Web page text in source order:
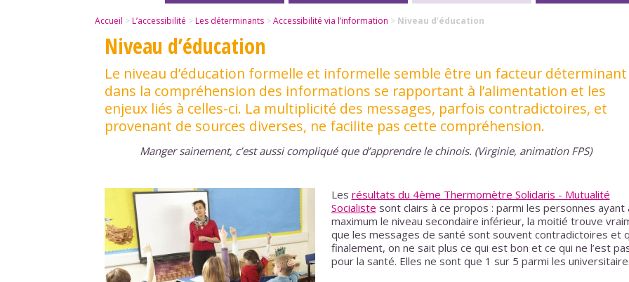
Accueil > L’accessibilité > Les déterminants > Accessibilité via l’information > Niveau d’éducation
Niveau d’éducation
Le niveau d’éducation formelle et informelle semble être un facteur déterminant
dans la compréhension des informations se rapportant à l’alimentation et les
enjeux liés à celles-ci. La multiplicité des messages, parfois contradictoires, et
provenant de sources diverses, ne facilite pas cette compréhension.
Manger sainement, c’est aussi compliqué que d’apprendre le chinois. (Virginie, animation FPS)
Les résultats du 4ème Thermomètre Solidaris - Mutualité
Socialiste sont clairs à ce propos : parmi les personnes ayant
maximum le niveau secondaire inférieur, la moitié trouve
que les messages de santé sont souvent contradictoires et
finalement, on ne sait plus ce qui est bon et ce qui ne l’est
pour la santé. Elles ne sont que 1 sur 5 parmi les